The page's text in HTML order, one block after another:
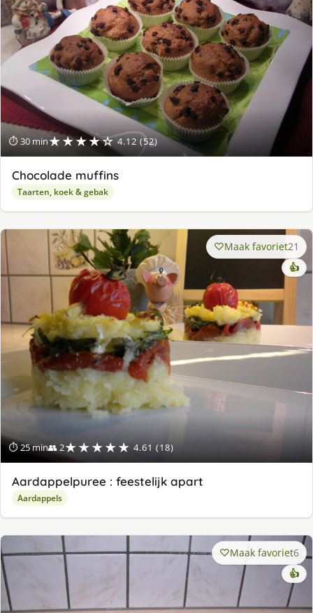
⏱ 30 min★★★★☆ 4.12 (52)
Chocolade muffins
Taarten, koek & gebak
⏱ 25 min👥 2★★★★★ 4.61 (18)
Maak favoriet21
👍
Aardappelpuree : feestelijk apart
Aardappels
Maak favoriet6
👍